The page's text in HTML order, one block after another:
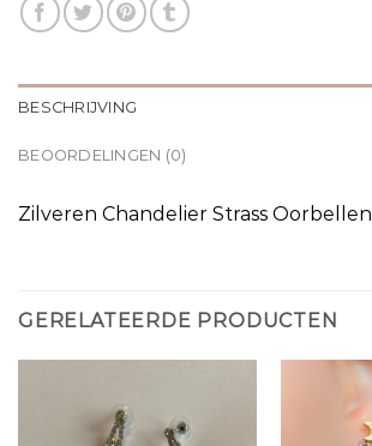
BESCHRIJVING
BEOORDELINGEN (0)
Zilveren Chandelier Strass Oorbellen
GERELATEERDE PRODUCTEN